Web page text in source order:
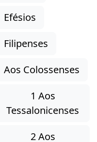
Efésios
Filipenses
Aos Colossenses
1 Aos
Tessalonicenses
2 Aos